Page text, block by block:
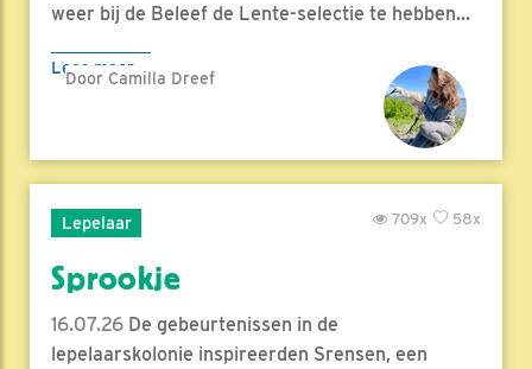
weer bij de Beleef de Lente-selectie te hebben...
Lees meer
Door Camilla Dreef
Lepelaar 58x
709x
Sprookje
16.07.26 De gebeurtenissen in de
lepelaarskolonie inspireerden Srensen, een